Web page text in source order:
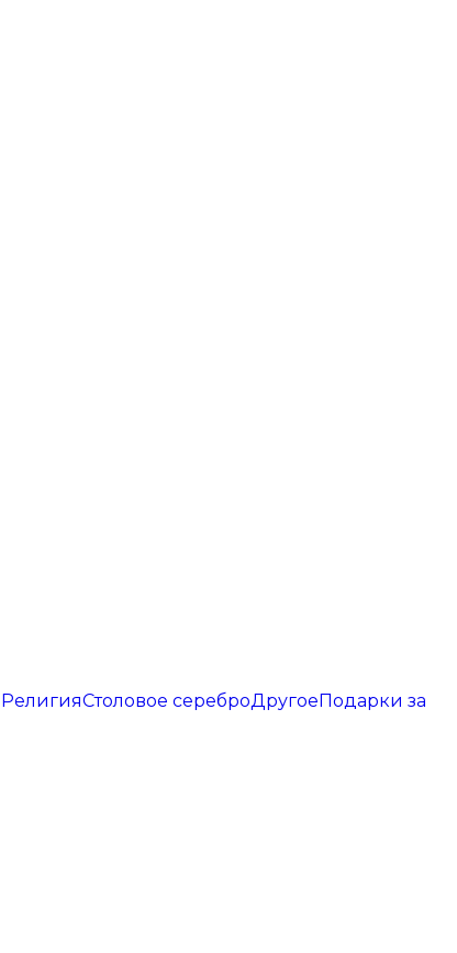
РелигияСтоловое сереброДругоеПодарки за